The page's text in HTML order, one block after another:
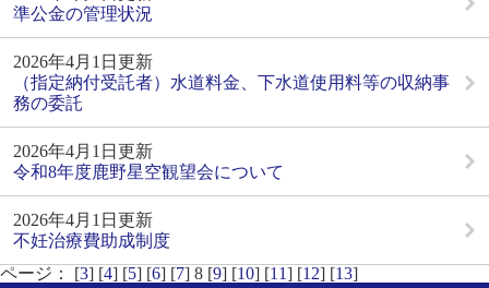
準公金の管理状況
2026年4月1日更新
（指定納付受託者）水道料金、下水道使用料等の収納事
務の委託
2026年4月1日更新
令和8年度鹿野星空観望会について
2026年4月1日更新
不妊治療費助成制度
ページ： [3] [4] [5] [6] [7] 8 [9] [10] [11] [12] [13]